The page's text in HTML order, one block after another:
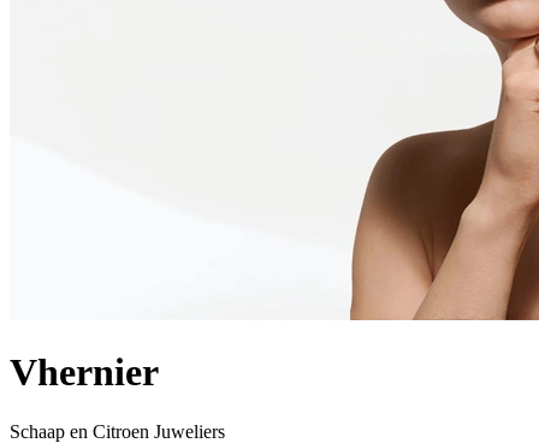
Vhernier
Schaap en Citroen Juweliers